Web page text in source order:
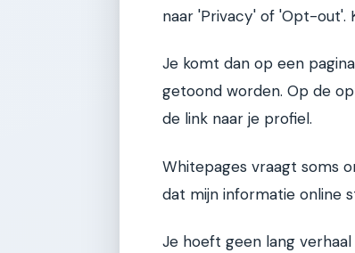
naar 'Privacy' of 'Opt-out'.
Je komt dan op een
getoond worden. Op de
de link naar je profiel.
Whitepages vraagt soms
dat mijn informatie online
Je hoeft geen lang